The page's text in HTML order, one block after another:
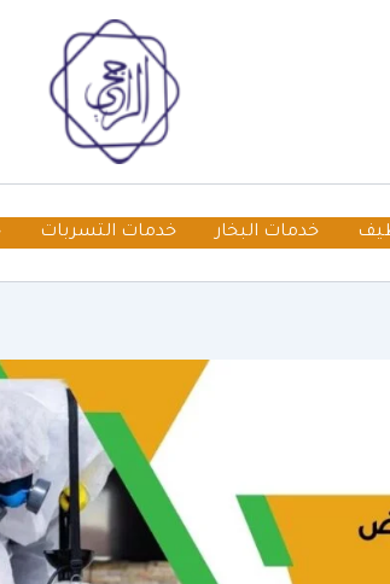
خدمات البخار خدمات التسربات